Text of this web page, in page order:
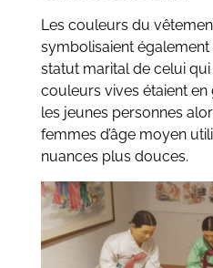
Les couleurs du
symbolisaient
statut marital de celui qui
couleurs vives étaient en
les jeunes personnes
femmes d’âge moyen
nuances plus douces.